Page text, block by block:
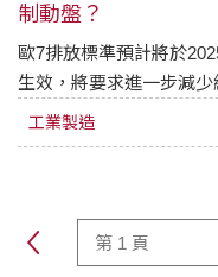
制動盤？
歐7排放標準預計將於
生效，將要求進一步減少
粒物的排放。這會使焦點
在輪胎和制動器的磨損上
準，並為電動汽車制動器
必要的防腐保護。德國
工業製造